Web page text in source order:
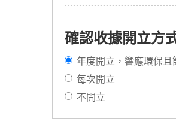
確認收據開立方
年度開立，響應環保且
每次開立
不開立